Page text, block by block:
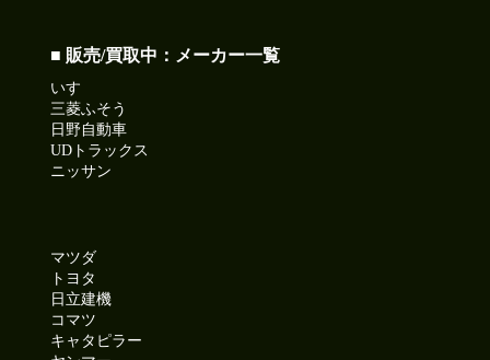
■ 販売/買取中：メーカー一覧
いすゞ
三菱ふそう
日野自動車
UDトラックス
ニッサン
マツダ
トヨタ
日立建機
コマツ
キャタピラー